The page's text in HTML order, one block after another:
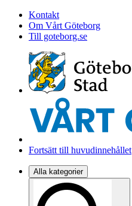
Kontakt
Om Vårt Göteborg
Till goteborg.se
Fortsätt till huvudinnehållet
Alla kategorier